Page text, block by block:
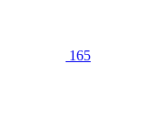
165